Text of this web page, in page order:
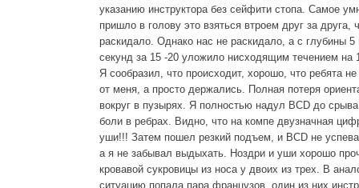
указанию инструктора без сейфити стопа. Самое
пришло в голову это взяться втроем друг за друга,
раскидало. Однако нас не раскидало, а с глубины 5
секунд за 15 -20 уложило нисходящим течением на
Я сообразил, что происходит, хорошо, что ребята
от меня, а просто держались. Полная потеря
вокруг в пузырях. Я полностью надул BCD до
боли в ребрах. Видно, что на компе двузначная
уши!!! Затем пошел резкий подъем, и BCD не
а я не забывал выдыхать. Ноздри и уши хорошо
кровавой сукровицы из носа у двоих из трех. В
ситуацию попала пара французов, один из них